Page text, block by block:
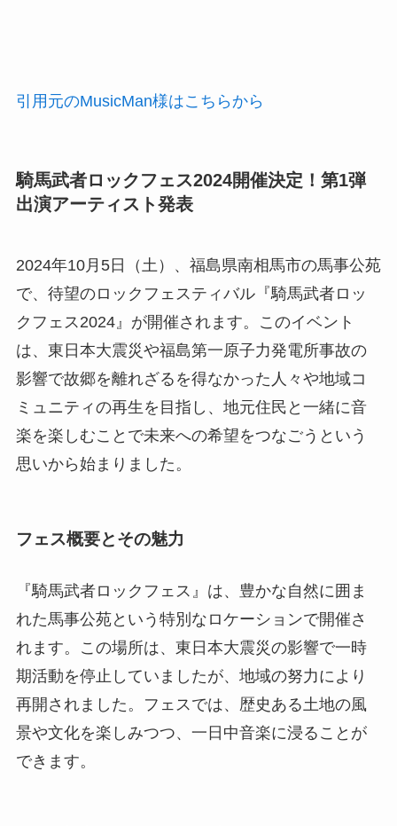
引用元のMusicMan様はこちらから
騎馬武者ロックフェス2024開催決定！第1弾
出演アーティスト発表
2024年10月5日（土）、福島県南相馬市の馬事公苑
で、待望のロックフェスティバル『騎馬武者ロッ
クフェス2024』が開催されます。このイベント
は、東日本大震災や福島第一原子力発電所事故の
影響で故郷を離れざるを得なかった人々や地域コ
ミュニティの再生を目指し、地元住民と一緒に音
楽を楽しむことで未来への希望をつなごうという
思いから始まりました。
フェス概要とその魅力
『騎馬武者ロックフェス』は、豊かな自然に囲ま
れた馬事公苑という特別なロケーションで開催さ
れます。この場所は、東日本大震災の影響で一時
期活動を停止していましたが、地域の努力により
再開されました。フェスでは、歴史ある土地の風
景や文化を楽しみつつ、一日中音楽に浸ることが
できます。